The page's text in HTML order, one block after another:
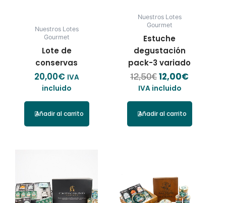
Nuestros Lotes
Gourmet
Lote de
conservas
20,00€ IVA
incluido
Añadir al carrito
Nuestros Lotes
Gourmet
Estuche
degustación
pack-3 variado
12,50€ 12,00€
IVA incluido
Añadir al carrito